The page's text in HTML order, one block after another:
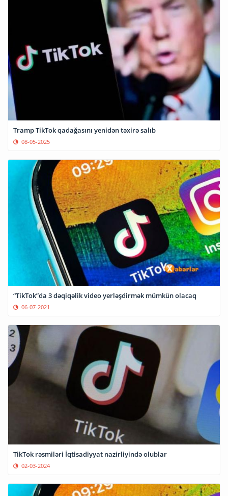
Tramp TikTok qadağasını yenidən təxirə salıb
08-05-2025
“TikTok”da 3 dəqiqəlik video yerləşdirmək mümkün olacaq
06-07-2021
TikTok rəsmiləri İqtisadiyyat nazirliyində olublar
02-03-2024